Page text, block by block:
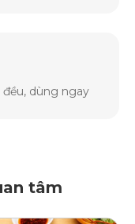
đều, dùng ngay
tâm